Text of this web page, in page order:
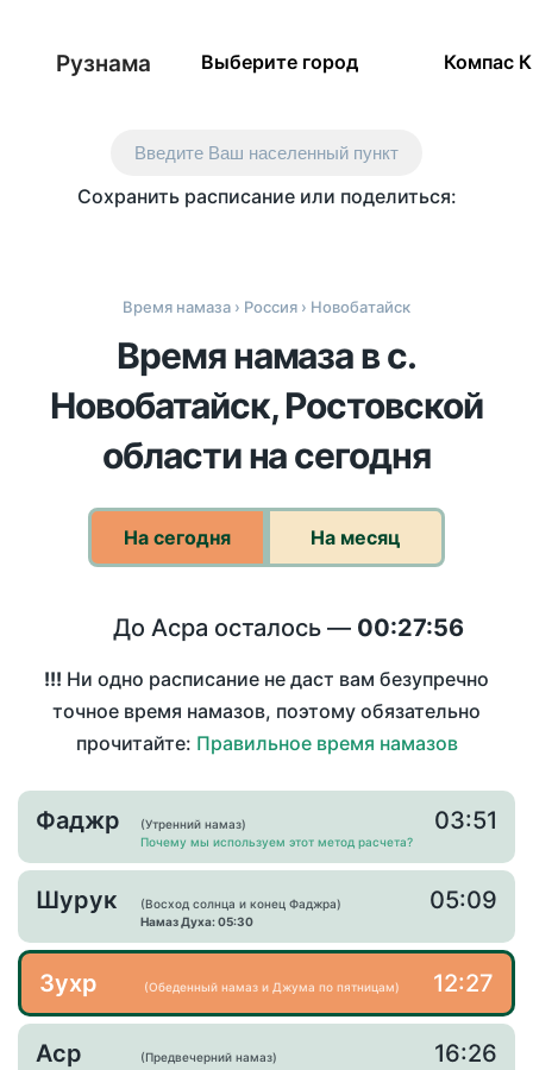
Рузнама Выберите город Компас
Введите Ваш населенный пункт
Сохранить расписание или поделиться:
Время намаза › Россия › Новобатайск
Время намаза в с.
Новобатайск, Ростовской
области на сегодня
На сегодня На месяц
До Асра осталось — 00:27:56
!!! Ни одно расписание не даст вам безупречно
точное время намазов, поэтому обязательно
прочитайте: Правильное время намазов
Фаджр
(Утренний намаз)
Почему мы используем этот метод расчета?
03:51
Шурук
(Восход солнца и конец Фаджра)
Намаз Духа: 05:30
05:09
Зухр (Обеденный намаз и Джума по пятницам) 12:27
Аср (Предвечерний намаз) 16:26